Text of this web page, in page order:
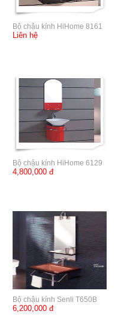
Bộ chậu kính HiHome 8161
Liên hệ
Bộ chậu kính HiHome 6129
4,800,000 đ
Bộ chậu kính Senli T650B
6,200,000 đ